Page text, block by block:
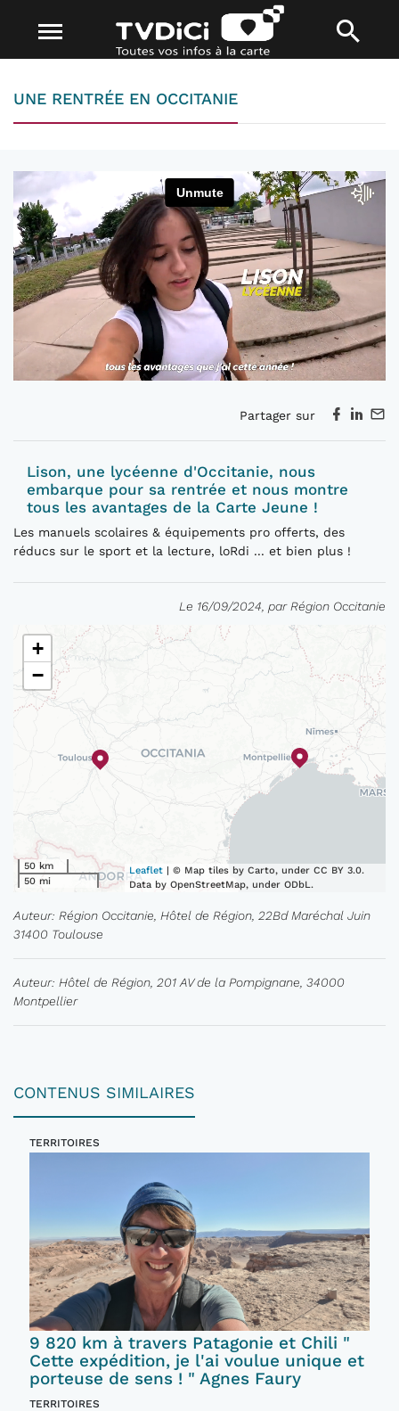
UNE RENTRÉE EN OCCITANIE
Partager sur
Lison, une lycéenne d'Occitanie, nous
embarque pour sa rentrée et nous montre
tous les avantages de la Carte Jeune !
Les manuels scolaires & équipements pro offerts, des
réducs sur le sport et la lecture, loRdi ... et bien plus !
Le 16/09/2024, par Région Occitanie
+
−
50 km
50 mi
Leaflet | © Map tiles by Carto, under CC BY 3.0.
Data by OpenStreetMap, under ODbL.
Auteur: Région Occitanie, Hôtel de Région, 22Bd Maréchal Juin
31400 Toulouse
Auteur: Hôtel de Région, 201 AV de la Pompignane, 34000
Montpellier
CONTENUS SIMILAIRES
TERRITOIRES
9 820 km à travers Patagonie et Chili "
Cette expédition, je l'ai voulue unique et
porteuse de sens ! " Agnes Faury
TERRITOIRES